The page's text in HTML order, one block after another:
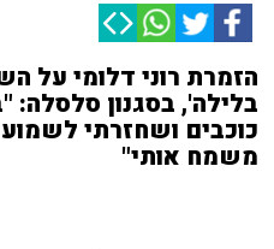
הזמרת רוני דלומי על
בלילה', בסגנון סלסלה:
כוכבים ושחזרתי
משמח אותי"